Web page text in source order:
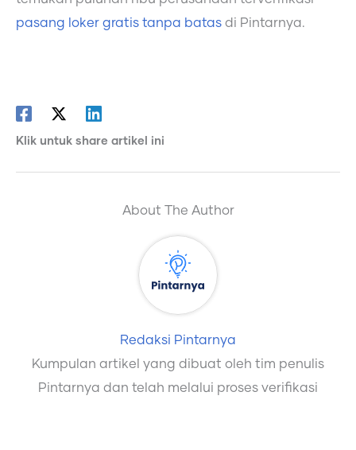
pasang loker gratis tanpa batas di Pintarnya.
Klik untuk share artikel ini
About The Author
Redaksi Pintarnya
Kumpulan artikel yang dibuat oleh tim penulis
Pintarnya dan telah melalui proses verifikasi